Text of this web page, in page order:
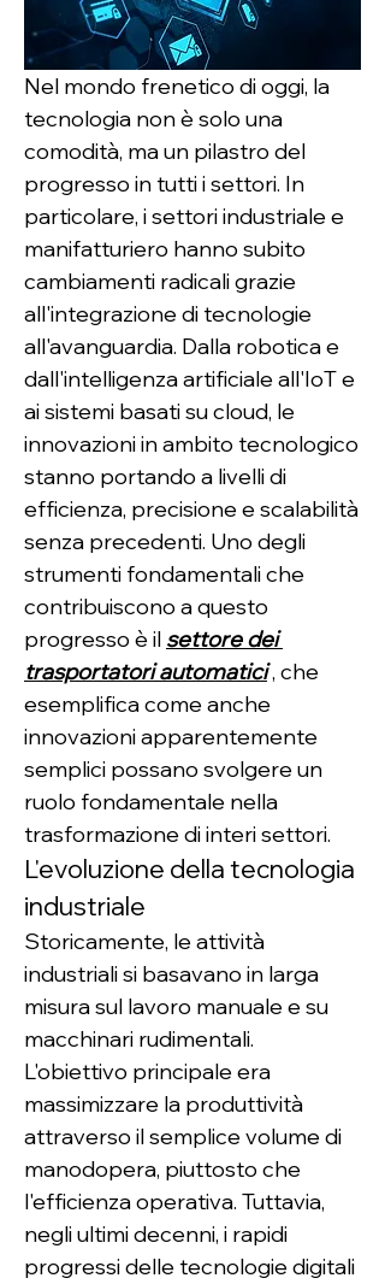
Nel mondo frenetico di oggi, la
tecnologia non è solo una
comodità, ma un pilastro del
progresso in tutti i settori. In
particolare, i settori industriale e
manifatturiero hanno subito
cambiamenti radicali grazie
all'integrazione di tecnologie
all'avanguardia. Dalla robotica e
dall'intelligenza artificiale all'IoT e
ai sistemi basati su cloud, le
innovazioni in ambito tecnologico
stanno portando a livelli di
efficienza, precisione e scalabilità
senza precedenti. Uno degli
strumenti fondamentali che
contribuiscono a questo
progresso è il settore dei
trasportatori automatici , che
esemplifica come anche
innovazioni apparentemente
semplici possano svolgere un
ruolo fondamentale nella
trasformazione di interi settori.
L'evoluzione della tecnologia
industriale
Storicamente, le attività
industriali si basavano in larga
misura sul lavoro manuale e su
macchinari rudimentali.
L'obiettivo principale era
massimizzare la produttività
attraverso il semplice volume di
manodopera, piuttosto che
l'efficienza operativa. Tuttavia,
negli ultimi decenni, i rapidi
progressi delle tecnologie digitali